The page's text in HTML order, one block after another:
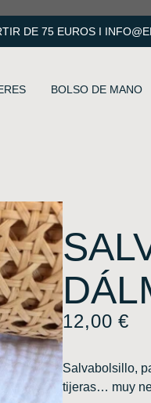
DE 75 EUROS I
BOLSO DE MANO
12,00€
Salvabolsillo,
tijeras… muy